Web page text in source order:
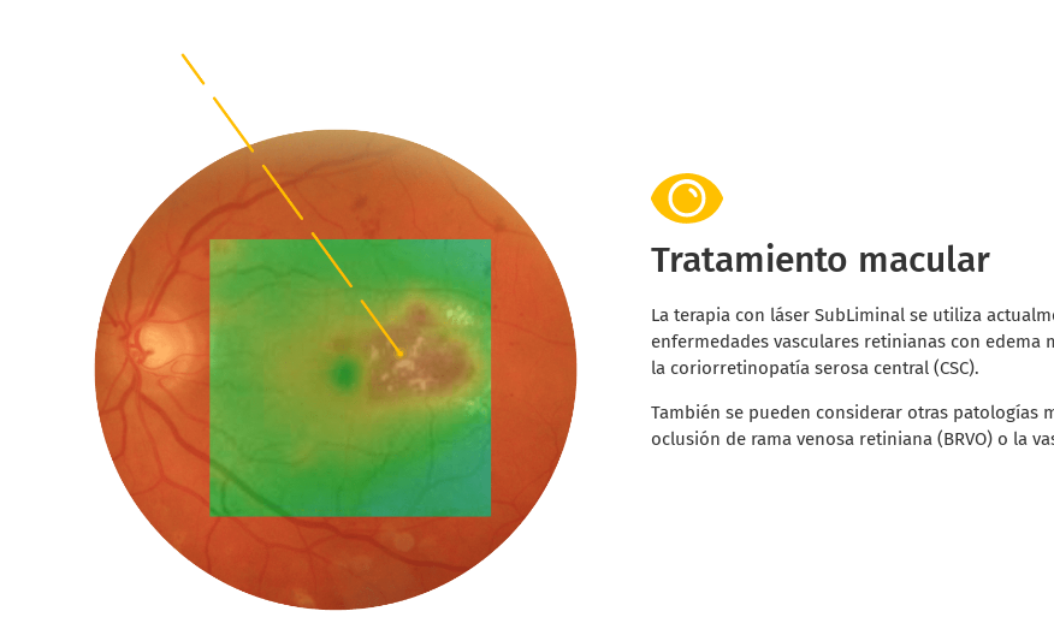
Tratamiento macular
La terapia con láser SubLiminal se utiliza
enfermedades vasculares retinianas con edema
la coriorretinopatía serosa central (CSC).
También se pueden considerar otras patologías
oclusión de rama venosa retiniana (BRVO) o la